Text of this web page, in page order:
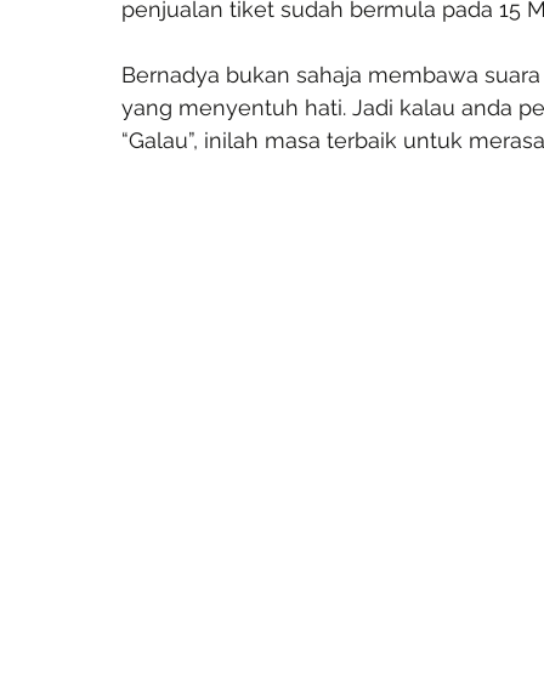
penjualan tiket sudah bermula pada 15
Bernadya bukan sahaja membawa
yang menyentuh hati. Jadi kalau anda
“Galau”, inilah masa terbaik untuk